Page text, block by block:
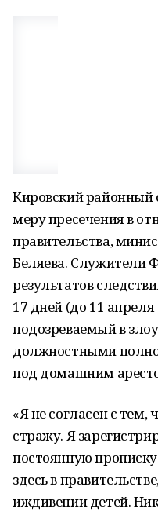
Кировский районный
меру пресечения в
правительства,
Беляева. Служители
результатов
17 дней (до 11
подозреваемый в
должностными
под домашним
«Я не согласен с
стражу. Я
постоянную
здесь в
иждивении детей.